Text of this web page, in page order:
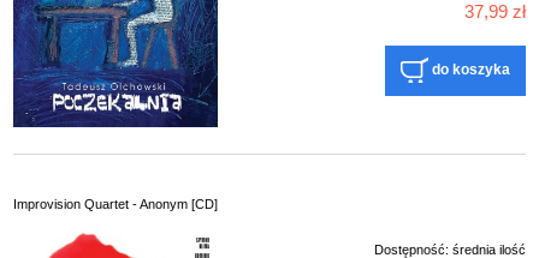
37,99 zł
do koszyka
Improvision Quartet - Anonym [CD]
Dostępność: średnia ilość